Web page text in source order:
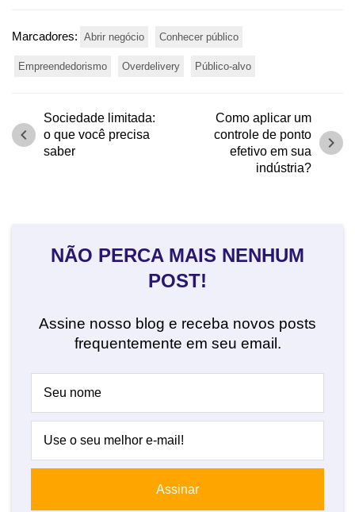
Marcadores: Abrir negócio Conhecer público
Empreendedorismo Overdelivery Público-alvo
Sociedade limitada:
o que você precisa
saber
chevron_left
Como aplicar um
controle de ponto
efetivo em sua
indústria?
chevron_right
NÃO PERCA MAIS NENHUM
POST!
Assine nosso blog e receba novos posts
frequentemente em seu email.